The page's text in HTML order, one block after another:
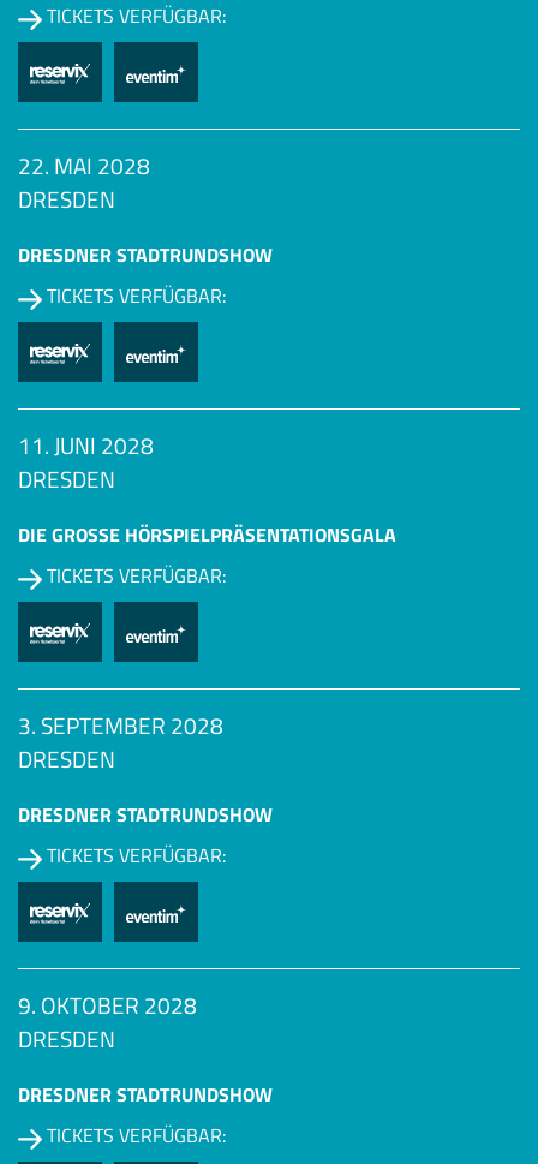
TICKETS VERFÜGBAR:
22. MAI 2028
DRESDEN
DRESDNER STADTRUNDSHOW
TICKETS VERFÜGBAR:
11. JUNI 2028
DRESDEN
DIE GROSSE HÖRSPIEL­PRÄSENTATIONSGALA
TICKETS VERFÜGBAR:
3. SEPTEMBER 2028
DRESDEN
DRESDNER STADTRUNDSHOW
TICKETS VERFÜGBAR:
9. OKTOBER 2028
DRESDEN
DRESDNER STADTRUNDSHOW
TICKETS VERFÜGBAR: